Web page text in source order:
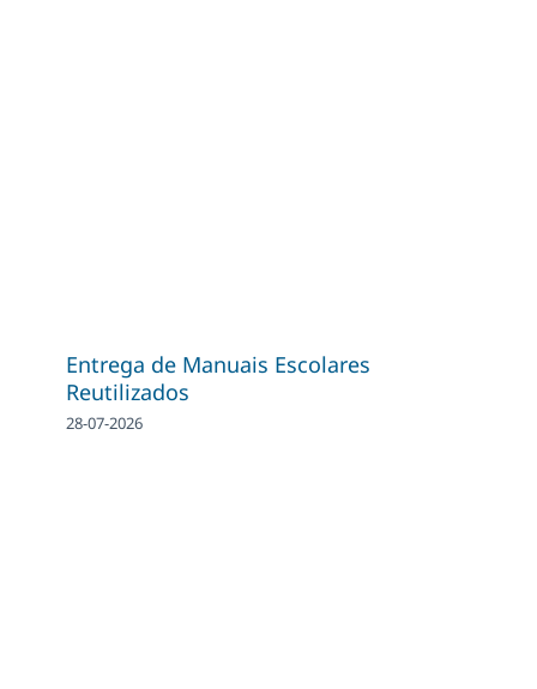
Entrega de Manuais Escolares
Reutilizados
28-07-2026